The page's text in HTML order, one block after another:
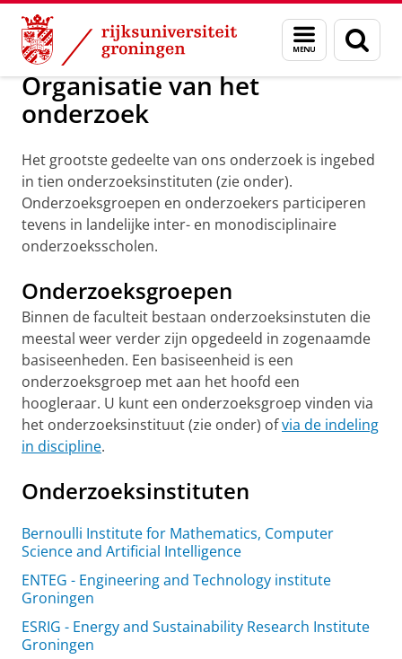
Skip
Content
Skip
Navigation
Menu
en
zoeken
Over ons Organization
Organisatie van het
onderzoek
Het grootste gedeelte van ons onderzoek is ingebed
in tien onderzoeksinstituten (zie onder).
Onderzoeksgroepen en onderzoekers participeren
tevens in landelijke inter- en monodisciplinaire
onderzoeksscholen.
Onderzoeksgroepen
Binnen de faculteit bestaan onderzoeksinstuten die
meestal weer verder zijn opgedeeld in zogenaamde
basiseenheden. Een basiseenheid is een
onderzoeksgroep met aan het hoofd een
hoogleraar. U kunt een onderzoeksgroep vinden via
het onderzoeksinstituut (zie onder) ofvia de indeling
in discipline.
Onderzoeksinstituten
Bernoulli Institute for Mathematics, Computer
Science and Artificial Intelligence
ENTEG - Engineering and Technology institute
Groningen
ESRIG - Energy and Sustainability Research Institute
Groningen